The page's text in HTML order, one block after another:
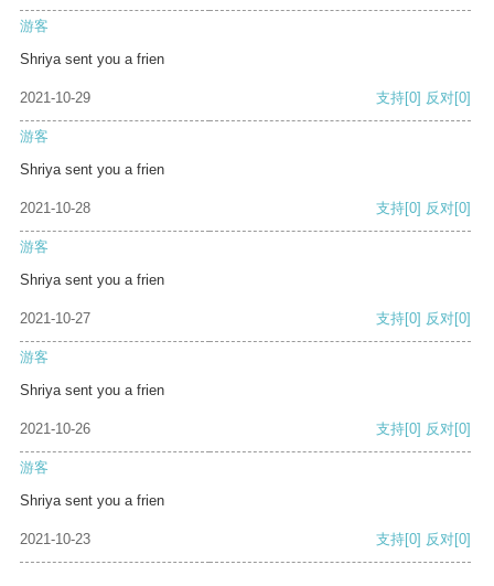
游客
Shriya sent you a frien
2021-10-29 支持[0] 反对[0]
游客
Shriya sent you a frien
2021-10-28 支持[0] 反对[0]
游客
Shriya sent you a frien
2021-10-27 支持[0] 反对[0]
游客
Shriya sent you a frien
2021-10-26 支持[0] 反对[0]
游客
Shriya sent you a frien
2021-10-23 支持[0] 反对[0]